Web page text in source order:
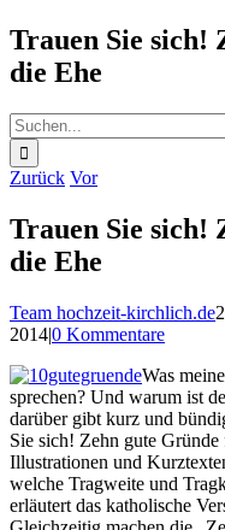
Trauen Sie sich!
die Ehe
Suche
nach:
Zurück Vor
Trauen Sie sich!
die Ehe
Team hochzeit-kirchlich.de
2014|0 Kommentare
Was
sprechen? Und warum ist
darüber gibt kurz und
Sie sich! Zehn gute
Illustrationen und
welche Tragweite und
erläutert das katholische